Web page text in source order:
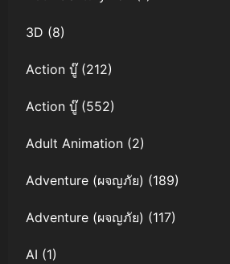
3D (8)
Action บู๊(212)
Action บู๊(552)
Adult Animation (2)
Adventure (ผจญภัย) (189)
Adventure (ผจญภัย) (117)
AI (1)